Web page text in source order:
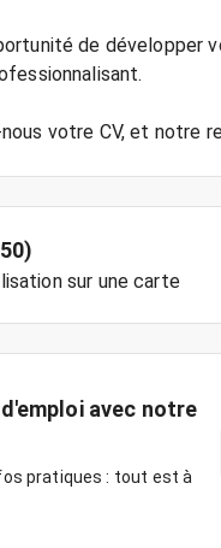
de développer
sur une carte
avec notre
pratiques : tout est à